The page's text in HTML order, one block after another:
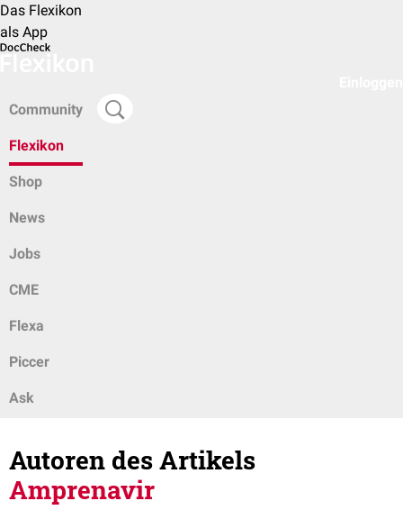
Das Flexikon
als App
Community
Flexikon
Shop
News
Jobs
CME
Flexa
Piccer
Ask
Autoren des Artikels
Amprenavir